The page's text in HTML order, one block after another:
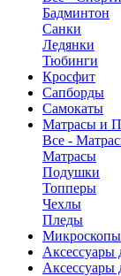
Бадминтон
Санки
Ледянки
Тюбинги
Кросфит
Сапборды
Самокаты
Матрасы и
Все -
Матрасы
Подушки
Топперы
Чехлы
Пледы
Микроскопы
Аксессуары
Аксессуары